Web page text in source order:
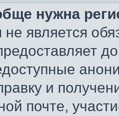
нужна
не является
и
почте,